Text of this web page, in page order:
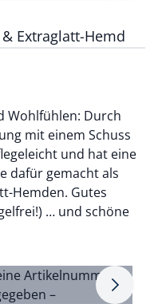
Extraglatt-Hemd
Wohlfühlen: Durch
mit einem Schuss
und hat eine
dafür gemacht als
Hemden. Gutes
… und schöne
Artikelnummer
–
Pfeil